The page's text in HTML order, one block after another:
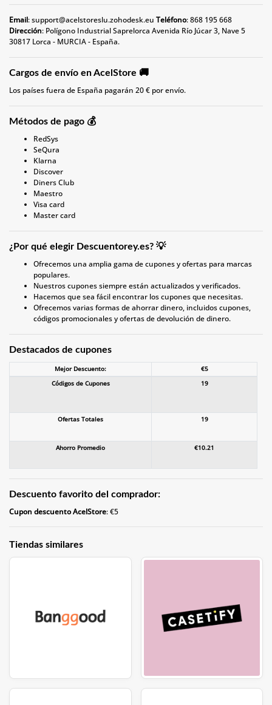
Email:support@acelstoreslu.zohodesk.eu Teléfono: 868 195 668
Dirección: Polígono Industrial Saprelorca Avenida Río Júcar 3, Nave 5
30817 Lorca - MURCIA - España.
Cargos de envío en AcelStore 🚚
Los países fuera de España pagarán 20 € por envío.
Métodos de pago 💰
RedSys
SeQura
Klarna
Discover
Diners Club
Maestro
Visa card
Master card
¿Por qué elegir Descuentorey.es? 💡
Ofrecemos una amplia gama de cupones y ofertas para marcas
populares.
Nuestros cupones siempre están actualizados y verificados.
Hacemos que sea fácil encontrar los cupones que necesitas.
Ofrecemos varias formas de ahorrar dinero, incluidos cupones,
códigos promocionales y ofertas de devolución de dinero.
Destacados de cupones
Mejor Descuento:
€5
Códigos de Cupones
19
Ofertas Totales 19
Ahorro Promedio €10.21
Descuento favorito del comprador:
Cupon descuento AcelStore: €5
Tiendas similares